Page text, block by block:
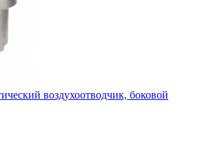
воздухоотводчик, боковой